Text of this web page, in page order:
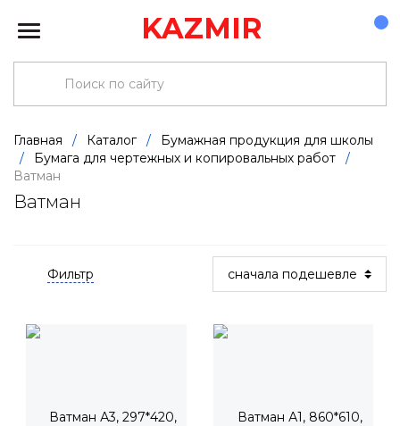
KAZMIR
Главная / Каталог /
Бумажная продукция для школы
/
Бумага для чертежных и копировальных работ
/
Ватман
Ватман
Фильтр